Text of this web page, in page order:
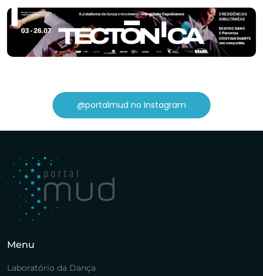
@portalmud no Instagram
Menu
Laboratório da Dança